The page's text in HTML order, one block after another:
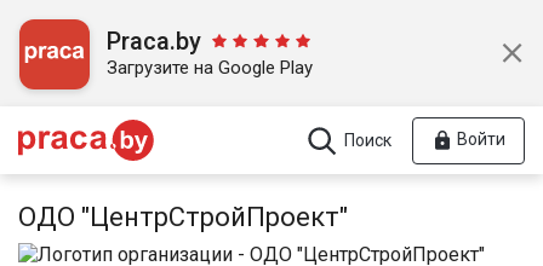
Praca.by
Загрузите на Google Play
Поиск Войти
ОДО "ЦентрСтройПроект"